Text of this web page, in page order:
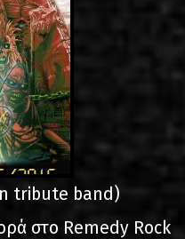
tribute band)
στο Remedy Rock